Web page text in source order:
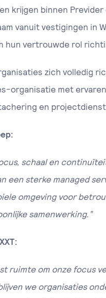
krijgen binnen
vanuit vestigingen in
hun vertrouwde rol
zich volledig
organisatie met
en
schaal en
een sterke managed
omgeving voor
samenwerking.”
ruimte om onze
we organisaties